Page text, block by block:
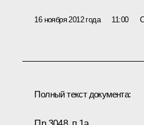
16 ноября 2012 года 11:00
Полный текст документа: